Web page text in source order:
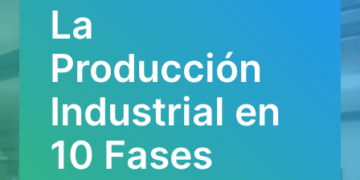
La
Producción
Industrial en
10 Fases